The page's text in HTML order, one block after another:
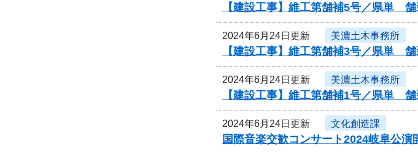
【建設工事】維工第舗補5号／県単
2024年6月24日更新 美濃土木事務所
【建設工事】維工第舗補3号／県単
2024年6月24日更新 美濃土木事務所
【建設工事】維工第舗補1号／県単
2024年6月24日更新 文化創造課
国際音楽交歓コンサート2024岐阜公